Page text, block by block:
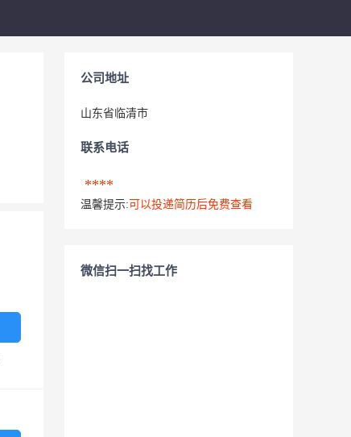
公司地址
山东省临清市
联系电话
****
温馨提示: 可以投递简历后免费查看
微信扫一扫找工作